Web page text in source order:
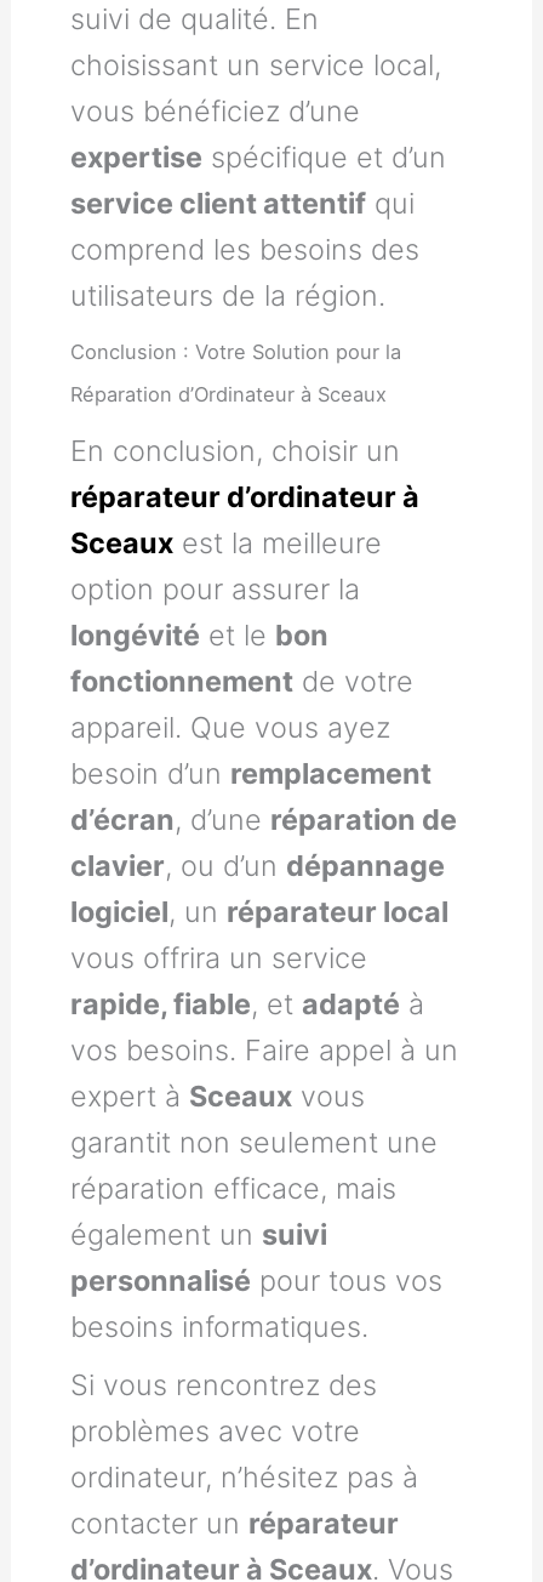
suivi de qualité. En
choisissant un service local,
vous bénéficiez d’une
expertise spécifique et d’un
service client attentif qui
comprend les besoins des
utilisateurs de la région.
Conclusion : Votre Solution pour la
Réparation d’Ordinateur à Sceaux
En conclusion, choisir un
réparateur d’ordinateur à
Sceaux est la meilleure
option pour assurer la
longévité et le bon
fonctionnement de votre
appareil. Que vous ayez
besoin d’un remplacement
d’écran, d’une réparation de
clavier, ou d’un dépannage
logiciel, un réparateur local
vous offrira un service
rapide, fiable, et adapté à
vos besoins. Faire appel à un
expert à Sceaux vous
garantit non seulement une
réparation efficace, mais
également un suivi
personnalisé pour tous vos
besoins informatiques.
Si vous rencontrez des
problèmes avec votre
ordinateur, n’hésitez pas à
contacter un réparateur
d’ordinateur à Sceaux. Vous